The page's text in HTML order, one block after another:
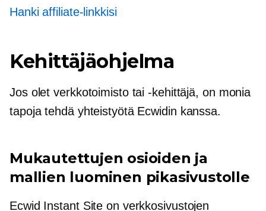
Hanki affiliate-linkkisi
Kehittäjäohjelma
Jos olet verkkotoimisto tai -kehittäjä, on monia
tapoja tehdä yhteistyötä Ecwidin kanssa.
Mukautettujen osioiden ja
mallien luominen pikasivustolle
Ecwid Instant Site on verkkosivustojen